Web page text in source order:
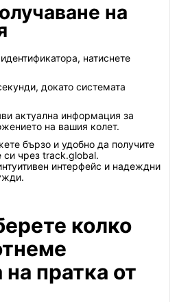
на
натиснете
докато системата
актуална информация за
на вашия колет.
бързо и удобно да получите
си чрез track.global.
интерфейс и надеждни
колко
пратка от